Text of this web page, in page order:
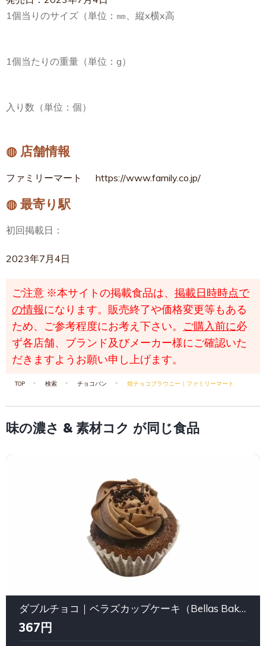
1個当りのサイズ（単位：㎜、縦x横x高
1個当たりの重量（単位：g）
入り数（単位：個）
◍ 店舗情報
ファミリーマート https://www.family.co.jp/
◍ 最寄り駅
初回掲載日：
2023年7月4日
ご注意 ※本サイトの掲載食品は、 掲載日時時点で
の情報になります。販売終了や価格変更等もある
ため、ご参考程度にお考え下さい。 ご購入前に必
ず各店舗、ブランド及びメーカー様にご確認いた
だきますようお願い申し上げます。
TOP 検索 チョコパン 焼チョコブラウニー｜ファミリーマート
味の濃さ & 素材コク が同じ食品
ダブルチョコ｜ベラズカップケーキ（Bellas Bakery 高輪 伊皿子坂）
367円